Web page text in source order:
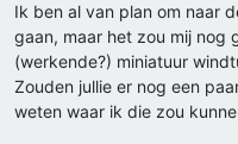
Ik ben al van plan om naar
gaan, maar het zou mij nog
(werkende?) miniatuur
Zouden jullie er nog een
weten waar ik die zou